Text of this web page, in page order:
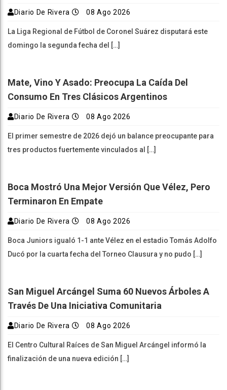
Diario De Rivera 08 Ago 2026
La Liga Regional de Fútbol de Coronel Suárez disputará este
domingo la segunda fecha del […]
Mate, Vino Y Asado: Preocupa La Caída Del
Consumo En Tres Clásicos Argentinos
Diario De Rivera 08 Ago 2026
El primer semestre de 2026 dejó un balance preocupante para
tres productos fuertemente vinculados al […]
Boca Mostró Una Mejor Versión Que Vélez, Pero
Terminaron En Empate
Diario De Rivera 08 Ago 2026
Boca Juniors igualó 1-1 ante Vélez en el estadio Tomás Adolfo
Ducó por la cuarta fecha del Torneo Clausura y no pudo […]
San Miguel Arcángel Suma 60 Nuevos Árboles A
Través De Una Iniciativa Comunitaria
Diario De Rivera 08 Ago 2026
El Centro Cultural Raíces de San Miguel Arcángel informó la
finalización de una nueva edición […]